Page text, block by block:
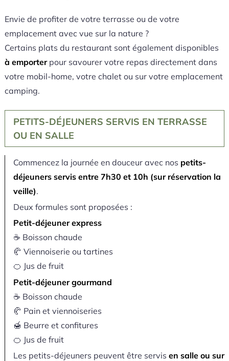
Envie de profiter de votre terrasse ou de votre
emplacement avec vue sur la nature ?
Certains plats du restaurant sont également disponibles
à emporterpour savourer votre repas directement dans
votre mobil-home, votre chalet ou sur votre emplacement
camping.
PETITS-DÉJEUNERS SERVIS EN TERRASSE
OU EN SALLE
Commencez la journée en douceur avec nos petits-
déjeuners servis entre 7h30 et 10h (sur réservation la
veille).
Deux formules sont proposées :
Petit-déjeuner express
☕ Boisson chaude
🥐 Viennoiserie ou tartines
🍊 Jus de fruit
Petit-déjeuner gourmand
☕ Boisson chaude
🥐 Pain et viennoiseries
🍯 Beurre et confitures
🍊 Jus de fruit
Les petits-déjeuners peuvent être servis en salle ou sur